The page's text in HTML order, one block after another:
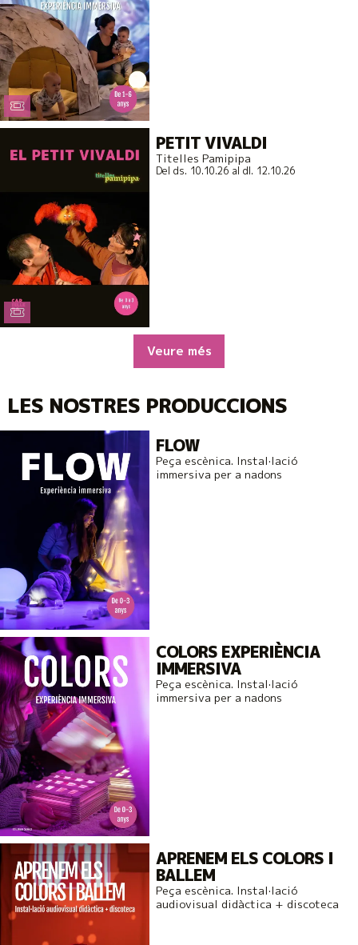
PETIT VIVALDI
Titelles Pamipipa
Del ds. 10.10.26al dl. 12.10.26
Veure més
LES NOSTRES PRODUCCIONS
FLOW
Peça escènica. Instal·lació
immersiva per a nadons
COLORS EXPERIÈNCIA
IMMERSIVA
Peça escènica. Instal·lació
immersiva per a nadons
APRENEM ELS COLORS I
BALLEM
Peça escènica. Instal·lació
audiovisual didàctica + discoteca